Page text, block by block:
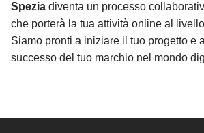
Spezia diventa un processo
che porterà la tua attività online al
Siamo pronti a iniziare il tuo progetto e
successo del tuo marchio nel mondo